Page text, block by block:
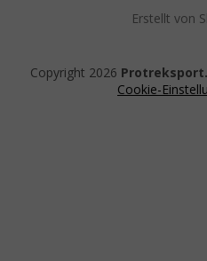
Erstellt von
Copyright 2026
Cookie-